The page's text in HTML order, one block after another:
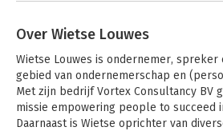
Over Wietse Louwes
Wietse Louwes is ondernemer,
gebied van ondernemerschap en
Met zijn bedrijf Vortex Consultancy BV
missie empowering people to succeed
Daarnaast is Wietse oprichter van